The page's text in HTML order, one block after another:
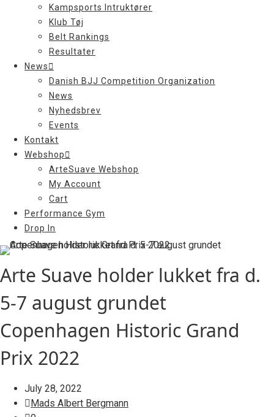
Kampsports Intruktører
Klub Tøj
Belt Rankings
Resultater
News
Danish BJJ Competition Organization
News
Nyhedsbrev
Events
Kontakt
Webshop
ArteSuave Webshop
My Account
Cart
Performance Gym
Drop In
Arte Suave holder lukket fra d.
5-7 august grundet
Copenhagen Historic Grand
Prix 2022
July 28, 2022
Mads Albert Bergmann